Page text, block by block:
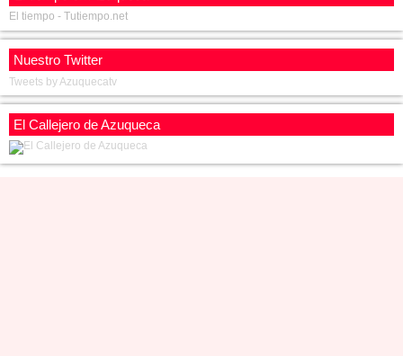
El tiempo - Tutiempo.net
Nuestro Twitter
Tweets by Azuquecatv
El Callejero de Azuqueca